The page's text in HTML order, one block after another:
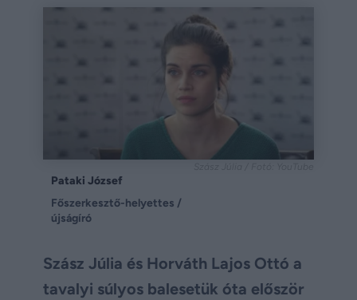
Pataki József
Főszerkesztő-helyettes /
újságíró
Szász Júlia és Horváth Lajos Ottó a
tavalyi súlyos balesetük óta először